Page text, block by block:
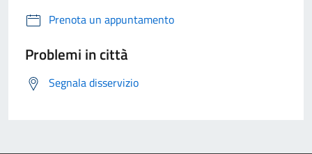
Prenota un appuntamento
Problemi in città
Segnala disservizio